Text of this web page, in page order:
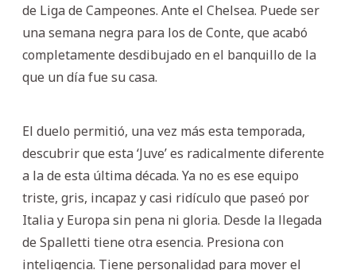
de Liga de Campeones. Ante el Chelsea. Puede ser
una semana negra para los de Conte, que acabó
completamente desdibujado en el banquillo de la
que un día fue su casa.
El duelo permitió, una vez más esta temporada,
descubrir que esta ‘Juve’ es radicalmente diferente
a la de esta última década. Ya no es ese equipo
triste, gris, incapaz y casi ridículo que paseó por
Italia y Europa sin pena ni gloria. Desde la llegada
de Spalletti tiene otra esencia. Presiona con
inteligencia. Tiene personalidad para mover el